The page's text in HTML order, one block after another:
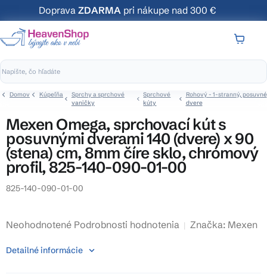
na
obsah
Doprava ZDARMA pri nákupe nad 300 €
KOŠÍK
Domov Kúpeľňa
Sprchy a sprchové
vaničky
Sprchové
kúty
Rohový - 1-stranný, posuvné
dvere
Mexen Omega, sprchovací kút s
posuvnými dverami 140 (dvere) x 90
(stena) cm, 8mm číre sklo, chrómový
profil, 825-140-090-01-00
825-140-090-01-00
Priemerné
produktu
Neohodnotené Podrobnosti hodnotenia Značka: Mexen
Detailné informácie